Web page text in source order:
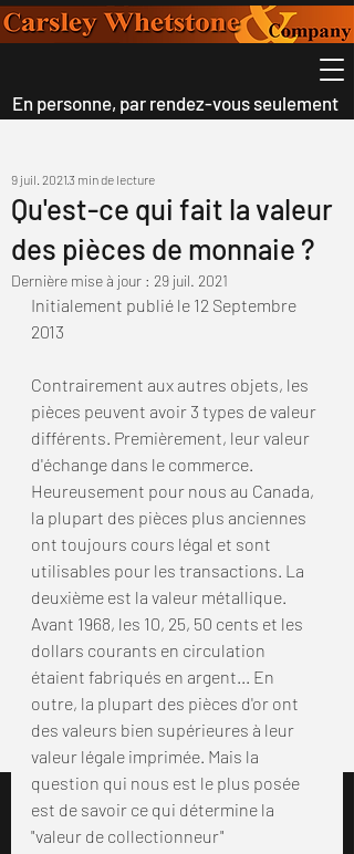
En personne, par rendez-vous seulement
Qu'est-ce qui fait la valeur
des pièces de monnaie ?
9 juil. 20213 min de lecture
Dernière mise à jour : 29 juil. 2021
Initialement publié le 12 Septembre
2013
Contrairement aux autres objets, les
pièces peuvent avoir 3 types de valeur
différents. Premièrement, leur valeur
d'échange dans le commerce.
Heureusement pour nous au Canada,
la plupart des pièces plus anciennes
ont toujours cours légal et sont
utilisables pour les transactions. La
deuxième est la valeur métallique.
Avant 1968, les 10, 25, 50 cents et les
dollars courants en circulation
étaient fabriqués en argent... En
outre, la plupart des pièces d'or ont
des valeurs bien supérieures à leur
valeur légale imprimée. Mais la
question qui nous est le plus posée
est de savoir ce qui détermine la
"valeur de collectionneur"